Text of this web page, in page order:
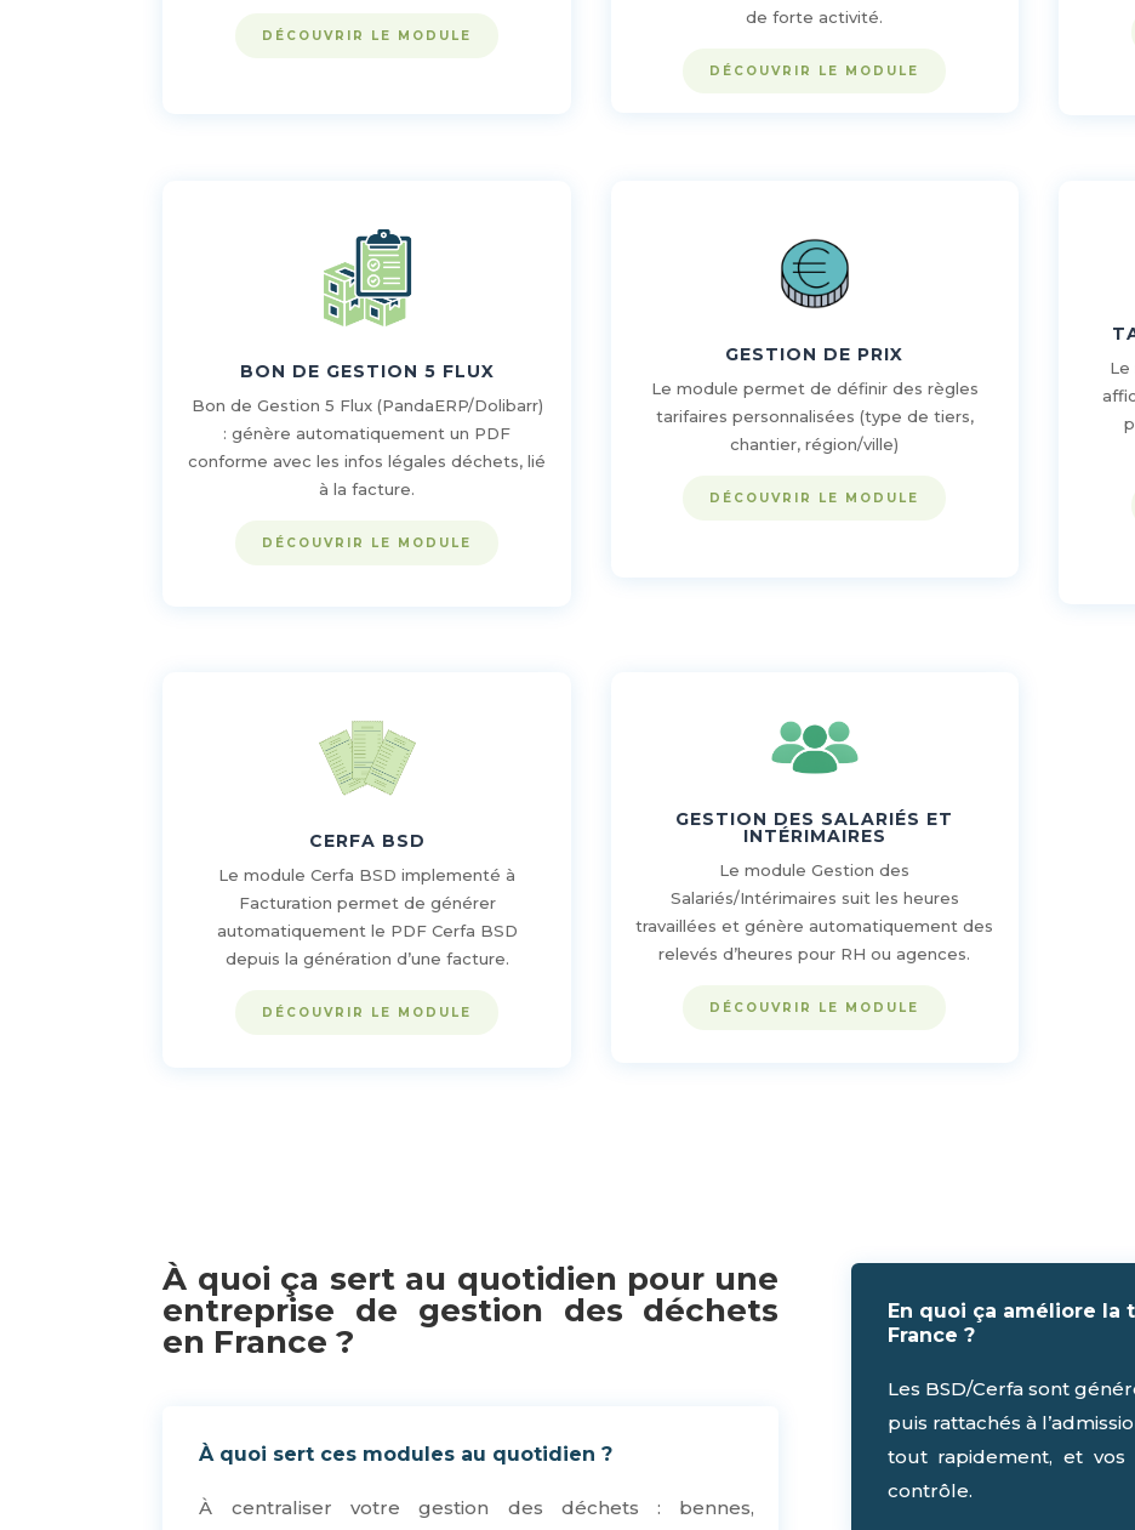
DÉCOUVRIR LE MODULE
de forte activité.
DÉCOUVRIR LE MODULE
BON DE GESTION 5 FLUX
Bon de Gestion 5 Flux (PandaERP/Dolibarr)
: génère automatiquement un PDF
conforme avec les infos légales déchets, lié
à la facture.
DÉCOUVRIR LE MODULE
GESTION DE PRIX
Le module permet de définir des règles
tarifaires personnalisées (type de tiers,
chantier, région/ville)
DÉCOUVRIR LE MODULE
Le
CERFA BSD
Le module Cerfa BSD implementé à
Facturation permet de générer
automatiquement le PDF Cerfa BSD
depuis la génération d’une facture.
DÉCOUVRIR LE MODULE
GESTION DES SALARIÉS ET
INTÉRIMAIRES
Le module Gestion des
Salariés/Intérimaires suit les heures
travaillées et génère automatiquement des
relevés d’heures pour RH ou agences.
DÉCOUVRIR LE MODULE
À quoi ça sert au quotidien pour une
entreprise de gestion des déchets
en France ?
À quoi sert ces modules au quotidien ?
À centraliser votre gestion des déchets : bennes,
En quoi ça améliore la
France ?
Les BSD/Cerfa sont
puis rattachés à
tout rapidement, et
contrôle.